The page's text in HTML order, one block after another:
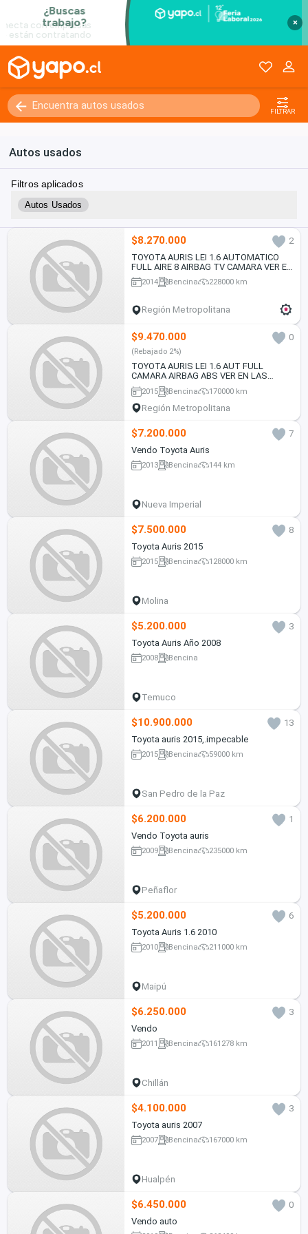
×
FILTRAR
Autos usados
Filtros aplicados
Autos Usados
$8.270.000
2
TOYOTA AURIS LEI 1.6 AUTOMATICO
FULL AIRE 8 AIRBAG TV CAMARA VER EN
LAS CONDEs 2014
2014 Bencina 228000 km
Región Metropolitana
$9.470.000 0
(Rebajado 2%)
TOYOTA AURIS LEI 1.6 AUT FULL
CAMARA AIRBAG ABS VER EN LAS
CONDEs 2015
2015 Bencina 170000 km
Región Metropolitana
$7.200.000
7
Vendo Toyota Auris
2013 Bencina 144 km
Nueva Imperial
$7.500.000
8
Toyota Auris 2015
2015 Bencina 128000 km
Molina
$5.200.000
3
Toyota Auris Año 2008
2008 Bencina
Temuco
$10.900.000
13
Toyota auris 2015,.impecable
2015 Bencina 59000 km
San Pedro de la Paz
$6.200.000
1
Vendo Toyota auris
2009 Bencina 235000 km
Peñaflor
$5.200.000
6
Toyota Auris 1.6 2010
2010 Bencina 211000 km
Maipú
$6.250.000
3
Vendo
2011 Bencina 161278 km
Chillán
$4.100.000
3
Toyota auris 2007
2007 Bencina 167000 km
Hualpén
$6.450.000
0
Vendo auto